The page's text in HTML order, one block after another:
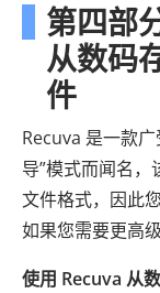
第四部
从数码
件
Recuva 是一款
导”模式而闻名
文件格式，因此
如果您需要更高
使用 Recuva 从